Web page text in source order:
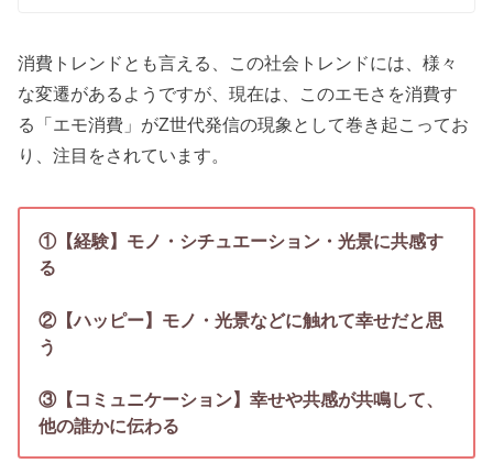
消費トレンドとも言える、この社会トレンドには、様々
な変遷があるようですが、現在は、このエモさを消費す
る「エモ消費」がZ世代発信の現象として巻き起こってお
り、注目をされています。
①【経験】モノ・シチュエーション・光景に共感す
る
②【ハッピー】モノ・光景などに触れて幸せだと思
う
③【コミュニケーション】幸せや共感が共鳴して、
他の誰かに伝わる